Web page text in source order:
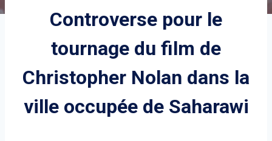
Controverse pour le
tournage du film de
Christopher Nolan dans la
ville occupée de Saharawi